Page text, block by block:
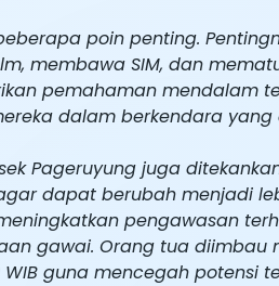
poin penting.
membawa SIM, dan
pemahaman mendalam
dalam berkendara yang
Pageruyung juga
dapat berubah menjadi
pengawasan
gawai. Orang tua diimbau
guna mencegah potensi